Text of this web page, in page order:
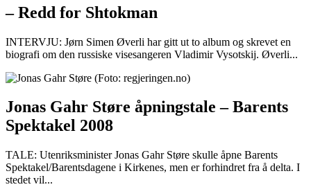
– Redd for Shtokman
INTERVJU: Jørn Simen Øverli har gitt ut to album og skrevet en
biografi om den russiske visesangeren Vladimir Vysotskij. Øverli...
Jonas Gahr Støre åpningstale – Barents
Spektakel 2008
TALE: Utenriksminister Jonas Gahr Støre skulle åpne Barents
Spektakel/Barentsdagene i Kirkenes, men er forhindret fra å delta. I
stedet vil...